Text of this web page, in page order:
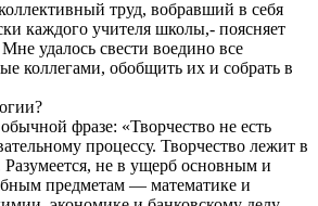
труд, вобравший в себя
каждого учителя школы,- поясняет
удалось свести воедино все
коллегами, обобщить их и собрать в
фразе: «Творчество не есть
процессу. Творчество лежит в
Разумеется, не в ущерб основным и
предметам — математике и